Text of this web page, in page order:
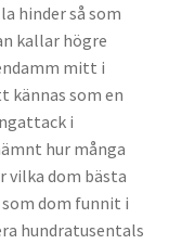
hinder så som
kallar högre
mitt i
kännas som en
i
hur många
vilka dom bästa
dom funnit i
hundratusentals